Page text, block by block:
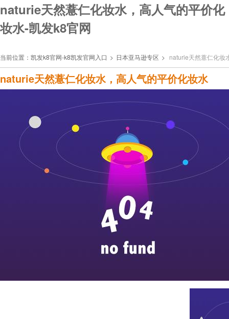
naturie天然薏仁化妆水，高人气的平价化
妆水-凯发k8官网
当前位置： 凯发k8官网-k8凯发官网入口 > 日本亚马逊专区 > naturie天然薏仁化妆
naturie天然薏仁化妆水，高人气的平价化妆水